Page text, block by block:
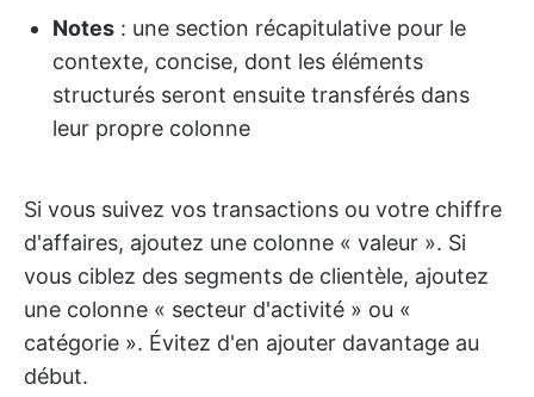
Notes : une section récapitulative pour le
contexte, concise, dont les éléments
structurés seront ensuite transférés dans
leur propre colonne
Si vous suivez vos transactions ou votre chiffre
d'affaires, ajoutez une colonne « valeur ». Si
vous ciblez des segments de clientèle, ajoutez
une colonne « secteur d'activité » ou «
catégorie ». Évitez d'en ajouter davantage au
début.